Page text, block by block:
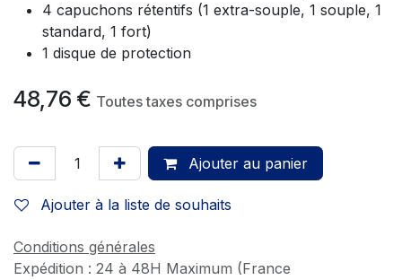
4 capuchons rétentifs (1 extra-souple, 1 souple, 1
standard, 1 fort)
1 disque de protection
48,76 € Toutes taxes comprises
Ajouter au panier
Ajouter à la liste de souhaits
Conditions générales
Expédition : 24 à 48H Maximum (France